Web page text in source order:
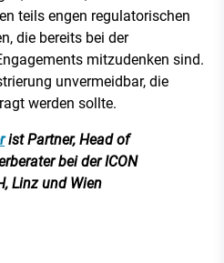
teils engen regulatorischen
die bereits bei der
mitzudenken sind.
unvermeidbar, die
werden sollte.
ist Partner, Head of
bei der ICON
Linz und Wien